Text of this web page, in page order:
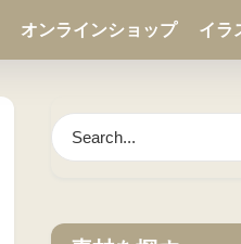
オンラインショップ イラ